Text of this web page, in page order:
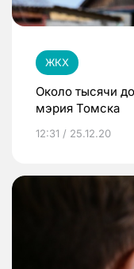
ЖКХ
Около тысячи
мэрия Томска
12:31 / 25.12.20